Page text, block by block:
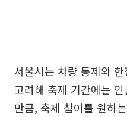
서울시는 차량 통제와
고려해 축제 기간에는
만큼, 축제 참여를 원하